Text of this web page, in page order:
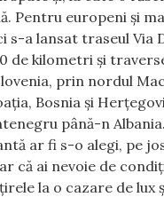
Pentru europeni și
s-a lansat traseul Via
de kilometri și
prin nordul
Bosnia și
până-n Albania.
ar fi s-o alegi, pe
că ai nevoie de
la o cazare de lux